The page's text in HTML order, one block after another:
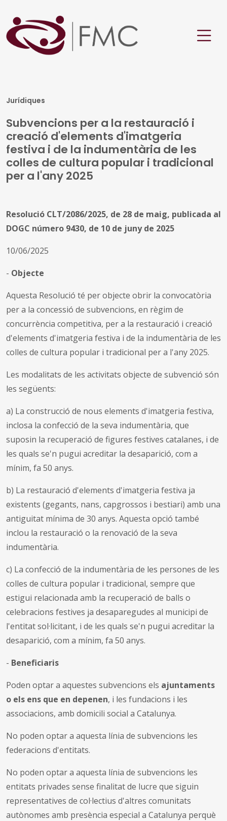
Jurídiques
Subvencions per a la restauració i
creació d'elements d'imatgeria
festiva i de la indumentària de les
colles de cultura popular i tradicional
per a l'any 2025
Resolució CLT/2086/2025, de 28 de maig, publicada al
DOGC número 9430, de 10 de juny de 2025
10/06/2025
- Objecte
Aquesta Resolució té per objecte obrir la convocatòria
per a la concessió de subvencions, en règim de
concurrència competitiva, per a la restauració i creació
d'elements d'imatgeria festiva i de la indumentària de les
colles de cultura popular i tradicional per a l'any 2025.
Les modalitats de les activitats objecte de subvenció són
les següents:
a) La construcció de nous elements d'imatgeria festiva,
inclosa la confecció de la seva indumentària, que
suposin la recuperació de figures festives catalanes, i de
les quals se'n pugui acreditar la desaparició, com a
mínim, fa 50 anys.
b) La restauració d'elements d'imatgeria festiva ja
existents (gegants, nans, capgrossos i bestiari) amb una
antiguitat mínima de 30 anys. Aquesta opció també
inclou la restauració o la renovació de la seva
indumentària.
c) La confecció de la indumentària de les persones de les
colles de cultura popular i tradicional, sempre que
estigui relacionada amb la recuperació de balls o
celebracions festives ja desaparegudes al municipi de
l'entitat sol·licitant, i de les quals se'n pugui acreditar la
desaparició, com a mínim, fa 50 anys.
- Beneficiaris
Poden optar a aquestes subvencions els ajuntaments
o els ens que en depenen, i les fundacions i les
associacions, amb domicili social a Catalunya.
No poden optar a aquesta línia de subvencions les
federacions d'entitats.
No poden optar a aquesta línia de subvencions les
entitats privades sense finalitat de lucre que siguin
representatives de col·lectius d'altres comunitats
autònomes amb presència especial a Catalunya perquè